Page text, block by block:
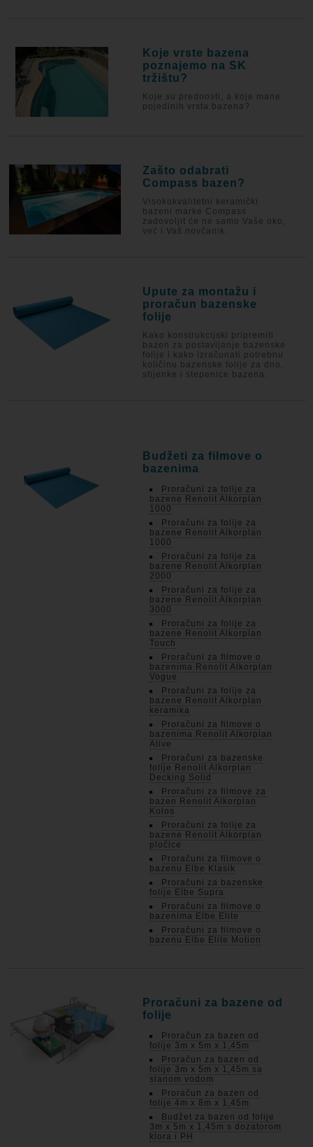
Koje vrste bazena
poznajemo na SK
tržištu?
Koje su prednosti, a koje mane
pojedinih vrsta bazena?
Zašto odabrati
Compass bazen?
Visokokvalitetni keramički
bazeni marke Compass
zadovoljit će ne samo Vaše oko,
već i Vaš novčanik.
Upute za montažu i
proračun bazenske
folije
Kako konstrukcijski pripremiti
bazen za postavljanje bazenske
folije i kako izračunati potrebnu
količinu bazenske folije za dno,
stijenke i stepenice bazena.
Budžeti za filmove o
bazenima
Proračuni za folije za
bazene Renolit Alkorplan
1000
Proračuni za folije za
bazene Renolit Alkorplan
1000
Proračuni za folije za
bazene Renolit Alkorplan
2000
Proračuni za folije za
bazene Renolit Alkorplan
3000
Proračuni za folije za
bazene Renolit Alkorplan
Touch
Proračuni za filmove o
bazenima Renolit Alkorplan
Vogue
Proračuni za folije za
bazene Renolit Alkorplan
keramika
Proračuni za filmove o
bazenima Renolit Alkorplan
Alive
Proračuni za bazenske
folije Renolit Alkorplan
Decking Solid
Proračuni za filmove za
bazen Renolit Alkorplan
Kolos
Proračuni za folije za
bazene Renolit Alkorplan
pločice
Proračuni za filmove o
bazenu Elbe Klasik
Proračuni za bazenske
folije Elbe Supra
Proračuni za filmove o
bazenima Elbe Elite
Proračuni za filmove o
bazenu Elbe Elite Motion
Proračuni za bazene od
folije
Proračun za bazen od
folije 3m x 5m x 1,45m
Proračun za bazen od
folije 3m x 5m x 1,45m sa
slanom vodom
Proračun za bazen od
folije 4m x 8m x 1,45m
Budžet za bazen od folije
3m x 5m x 1,45m s dozatorom
klora i PH